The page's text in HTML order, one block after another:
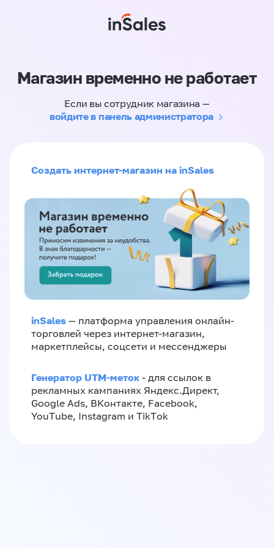
Магазин временно не работает
Если вы сотрудник магазина —
войдите в панель администратора
Создать интернет-магазин на inSales
inSales — платформа управления онлайн-
торговлей через интернет-магазин,
маркетплейсы, соцсети и мессенджеры
Генератор UTM-меток - для ссылок в
рекламных кампаниях Яндекс.Директ,
Google Ads, ВКонтакте, Facebook,
YouTube, Instagram и TikTok